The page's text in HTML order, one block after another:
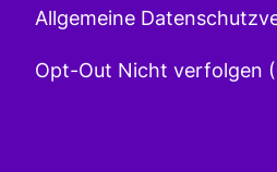
Allgemeine
Opt-Out Nicht verfolgen